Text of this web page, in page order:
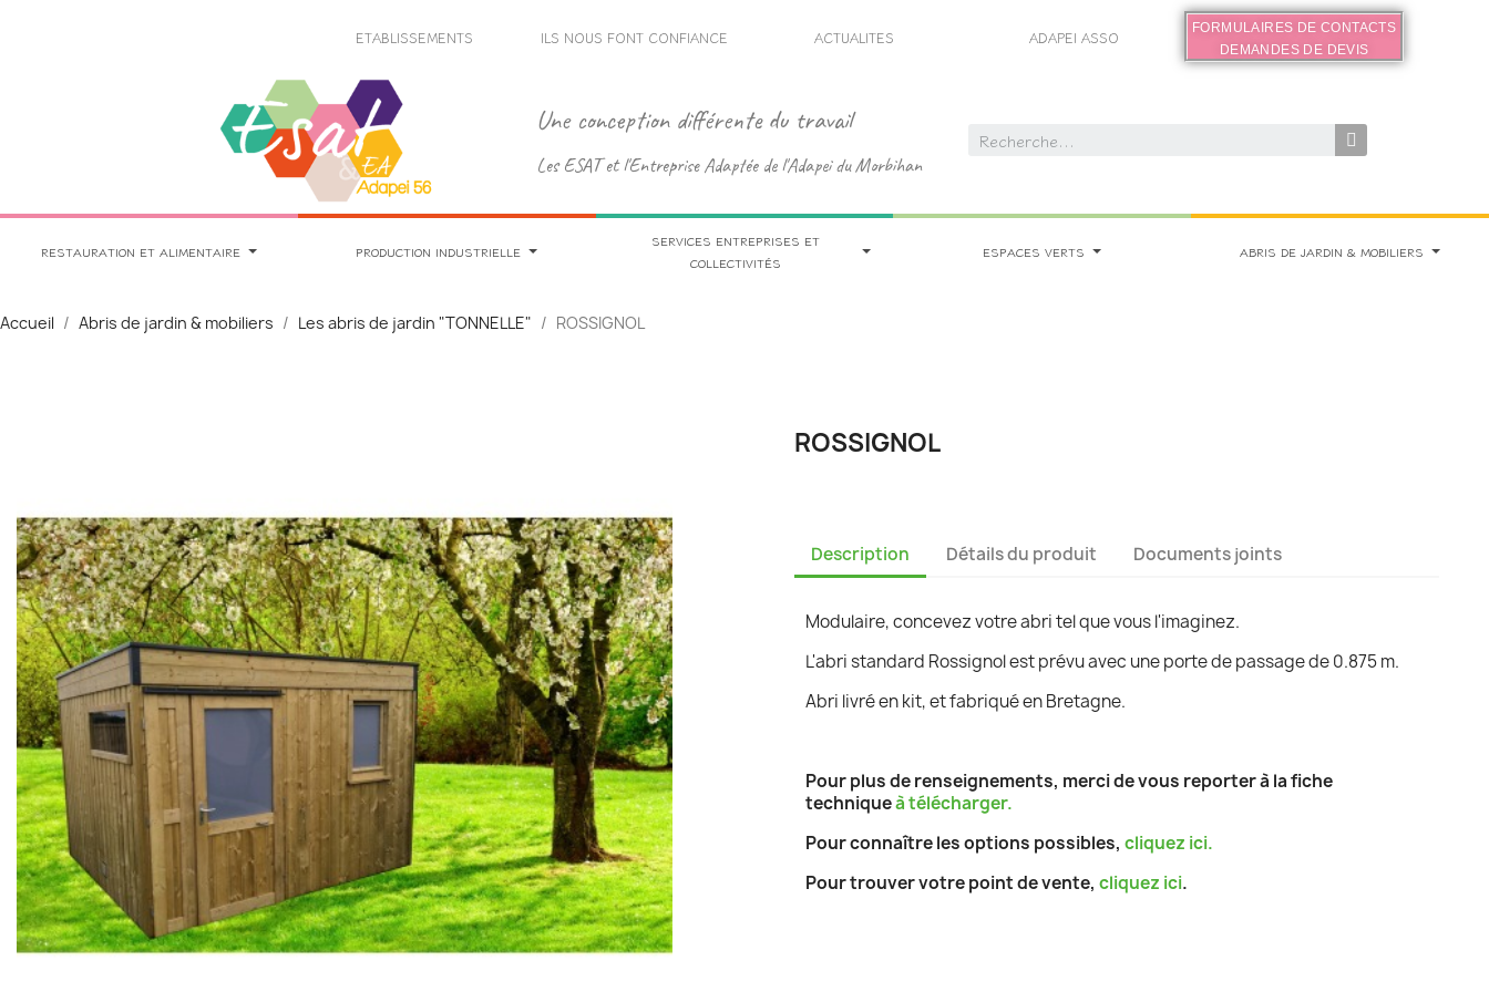
ETABLISSEMENTS ILS NOUS FONT CONFIANCE ACTUALITES ADAPEI ASSO
FORMULAIRES DE CONTACTS
DEMANDES DE DEVIS
Une conception différente du travail
Les ESAT et l'Entreprise Adaptée de l'Adapei du Morbihan
RESTAURATION ET ALIMENTAIRE PRODUCTION INDUSTRIELLE
SERVICES ENTREPRISES ET
COLLECTIVITÉS
ESPACES VERTS ABRIS DE JARDIN & MOBILIERS
Accueil Abris de jardin & mobiliers Les abris de jardin "TONNELLE" ROSSIGNOL
ROSSIGNOL
Description Détails du produit Documents joints
Modulaire, concevez votre abri tel que vous l'imaginez.
L'abri standard Rossignol est prévu avec une porte de passage de 0.875 m.
Abri livré en kit, et fabriqué en Bretagne.
Pour plus de renseignements, merci de vous reporter à la fiche
techniqueà télécharger.
Pour connaître les options possibles, cliquez ici.
Pour trouver votre point de vente, cliquez ici.